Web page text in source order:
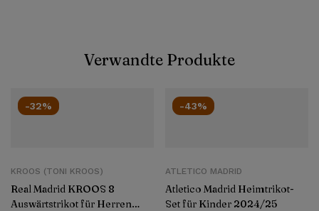
Verwandte Produkte
-32%
KROOS (TONI KROOS)
Real Madrid KROOS 8
Auswärtstrikot für Herren
-43%
ATLETICO MADRID
Atletico Madrid Heimtrikot-
Set für Kinder 2024/25